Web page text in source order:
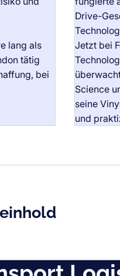
lang als
tätig
bei
Bio
Drive-
Jetzt bei
Science
seine
und